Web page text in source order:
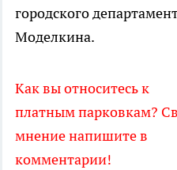
городского
Моделкина.
Как вы относитесь к
платным парковкам?
мнение напишите в
комментарии!